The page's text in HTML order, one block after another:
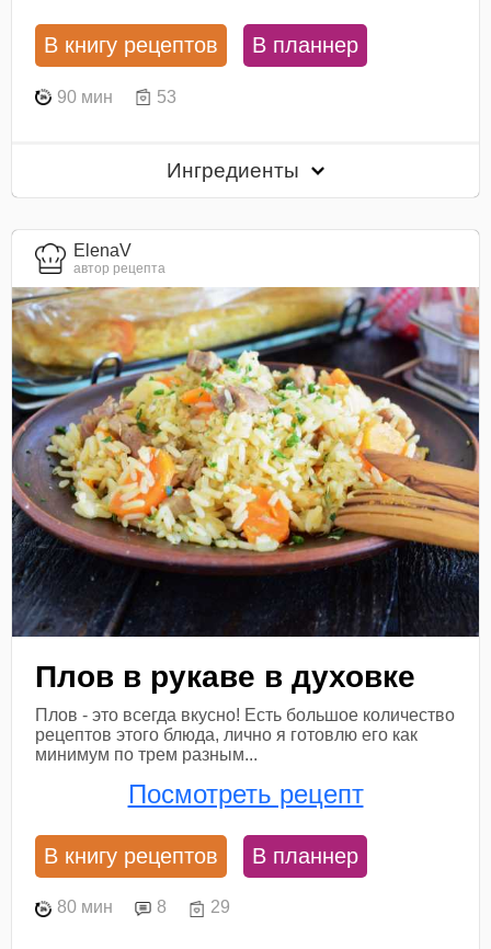
В книгу рецептов В планнер
90 мин 53
Ингредиенты
ElenaV
автор рецепта
Плов в рукаве в духовке
Плов - это всегда вкусно! Есть большое количество
рецептов этого блюда, лично я готовлю его как
минимум по трем разным...
Посмотреть рецепт
В книгу рецептов В планнер
80 мин 8 29